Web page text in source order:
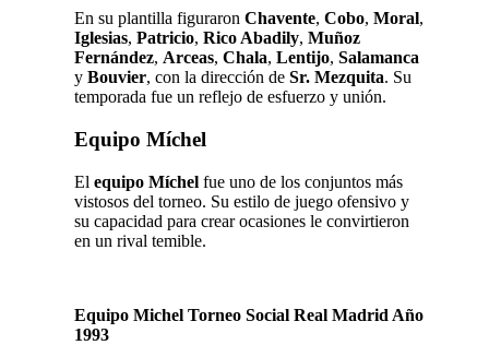
En su plantilla figuraron Chavente, Cobo, Moral,
Iglesias, Patricio, Rico Abadily, Muñoz
Fernández, Arceas, Chala, Lentijo, Salamanca
y Bouvier, con la dirección de Sr. Mezquita. Su
temporada fue un reflejo de esfuerzo y unión.
Equipo Míchel
El equipo Míchel fue uno de los conjuntos más
vistosos del torneo. Su estilo de juego ofensivo y
su capacidad para crear ocasiones le convirtieron
en un rival temible.
Equipo Michel Torneo Social Real Madrid Año
1993